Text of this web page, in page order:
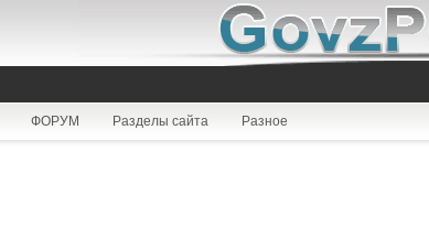
ФОРУМ Разделы сайта Разное